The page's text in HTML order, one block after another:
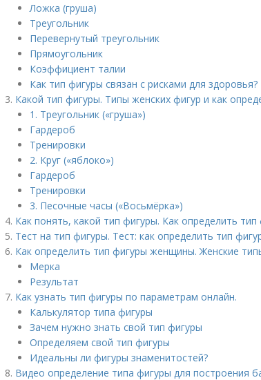
Ложка (груша)
Треугольник
Перевернутый треугольник
Прямоугольник
Коэффициент талии
Как тип фигуры связан с рисками для здоровья?
Какой тип фигуры. Типы женских фигур и как
1. Треугольник («груша»)
Гардероб
Тренировки
2. Круг («яблоко»)
Гардероб
Тренировки
3. Песочные часы («Восьмёрка»)
Как понять, какой тип фигуры. Как определить
Тест на тип фигуры. Тест: как определить тип
Как определить тип фигуры женщины. Женские
Мерка
Результат
Как узнать тип фигуры по параметрам онлайн.
Калькулятор типа фигуры
Зачем нужно знать свой тип фигуры
Определяем свой тип фигуры
Идеальны ли фигуры знаменитостей?
Видео определение типа фигуры для построения